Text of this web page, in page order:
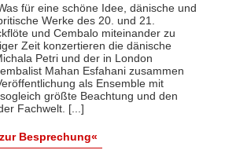
für eine schöne Idee, dänische und
Werke des 20. und 21.
und Cembalo miteinander zu
Zeit konzertieren die dänische
Petri und der in London
Mahan Esfahani zusammen
als Ensemble mit
größte Beachtung und den
Fachwelt. [...]
Besprechung«